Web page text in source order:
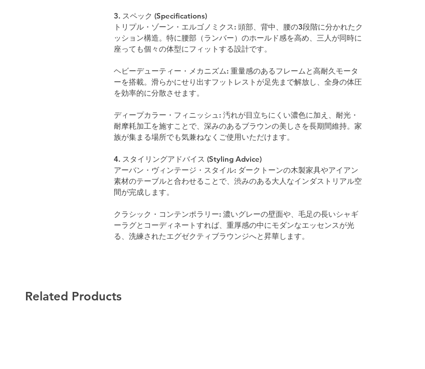
3. スペック (Specifications)
トリプル・ゾーン・エルゴノミクス: 頭部、背中、腰の3段階に分かれたク
ッション構造。特に腰部（ランバー）のホールド感を高め、三人が同時に
座っても個々の体型にフィットする設計です。
ヘビーデューティー・メカニズム: 重量感のあるフレームと高耐久モータ
ーを搭載。滑らかにせり出すフットレストが足先まで解放し、全身の体圧
を効率的に分散させます。
ディープカラー・フィニッシュ: 汚れが目立ちにくい濃色に加え、耐光・
耐摩耗加工を施すことで、深みのあるブラウンの美しさを長期間維持。家
族が集まる場所でも気兼ねなくご使用いただけます。
4. スタイリングアドバイス (Styling Advice)
アーバン・ヴィンテージ・スタイル: ダークトーンの木製家具やアイアン
素材のテーブルと合わせることで、渋みのある大人なインダストリアル空
間が完成します。
クラシック・コンテンポラリー: 濃いグレーの壁面や、毛足の長いシャギ
ーラグとコーディネートすれば、重厚感の中にモダンなエッセンスが光
る、洗練されたエグゼクティブラウンジへと昇華します。
Related Products